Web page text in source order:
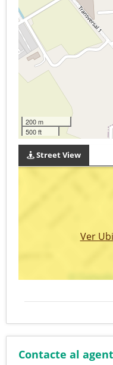
200 m
500 ft
Street View
Ver
Contacte al